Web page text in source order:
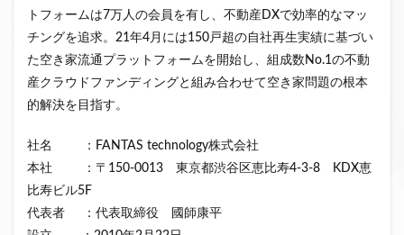
トフォームは7万人の会員を有し、不動産DXで効率的なマッ
チングを追求。21年4月には150戸超の自社再生実績に基づい
た空き家流通プラットフォームを開始し、組成数No.1の不動
産クラウドファンディングと組み合わせて空き家問題の根本
的解決を目指す。
社名 ：FANTAS technology株式会社
本社 ：〒150-0013 東京都渋谷区恵比寿4-3-8 KDX恵
比寿ビル5F
代表者 ：代表取締役 國師康平